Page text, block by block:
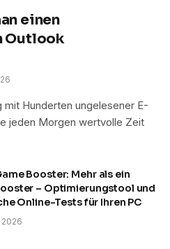
einen
Outlook
Hunderten ungelesener E-
jeden Morgen wertvolle Zeit
Booster: Mehr als ein
– Optimierungstool und
Online-Tests für Ihren PC